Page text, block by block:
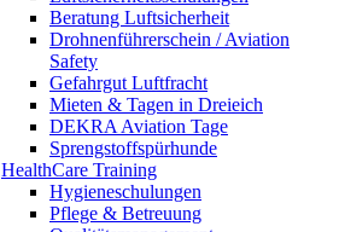
Beratung Luftsicherheit
Drohnenführerschein / Aviation
Safety
Gefahrgut Luftfracht
Mieten & Tagen in Dreieich
DEKRA Aviation Tage
Sprengstoffspürhunde
HealthCare Training
Hygieneschulungen
Pflege & Betreuung